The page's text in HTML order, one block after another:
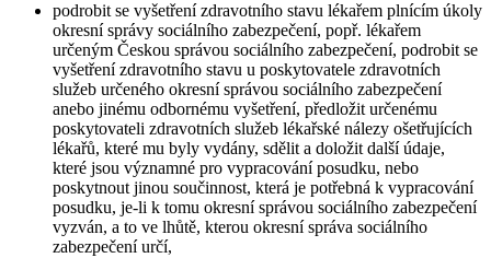
podrobit se vyšetření zdravotního stavu lékařem plnícím úkoly
okresní správy sociálního zabezpečení, popř. lékařem
určeným Českou správou sociálního zabezpečení, podrobit se
vyšetření zdravotního stavu u poskytovatele zdravotních
služeb určeného okresní správou sociálního zabezpečení
anebo jinému odbornému vyšetření, předložit určenému
poskytovateli zdravotních služeb lékařské nálezy ošetřujících
lékařů, které mu byly vydány, sdělit a doložit další údaje,
které jsou významné pro vypracování posudku, nebo
poskytnout jinou součinnost, která je potřebná k vypracování
posudku, je-li k tomu okresní správou sociálního zabezpečení
vyzván, a to ve lhůtě, kterou okresní správa sociálního
zabezpečení určí,